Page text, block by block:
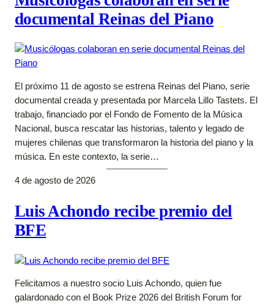
documental Reinas del Piano
El próximo 11 de agosto se estrena Reinas del Piano, serie
documental creada y presentada por Marcela Lillo Tastets. El
trabajo, financiado por el Fondo de Fomento de la Música
Nacional, busca rescatar las historias, talento y legado de
mujeres chilenas que transformaron la historia del piano y la
música. En este contexto, la serie…
4 de agosto de 2026
Luis Achondo recibe premio del
BFE
Felicitamos a nuestro socio Luis Achondo, quien fue
galardonado con el Book Prize 2026 del British Forum for